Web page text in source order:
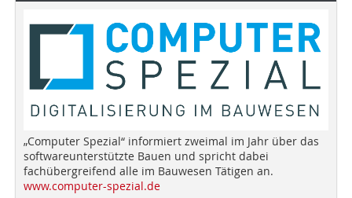
„Computer Spezial“ informiert zweimal im Jahr über das
softwareunterstützte Bauen und spricht dabei
fachübergreifend alle im Bauwesen Tätigen an.
www.computer-spezial.de